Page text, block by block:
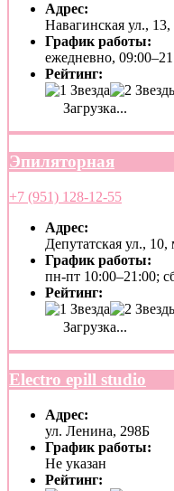
Адрес:
Навагинская ул.,
График работы:
ежедневно,
Рейтинг:
Загрузка...
Эпиляторная
+7 (951) 128-12-55
Адрес:
Депутатская ул.,
График работы:
пн-пт 10:00–21:00;
Рейтинг:
Загрузка...
Electro epill studio
Адрес:
ул. Ленина, 298Б
График работы:
Не указан
Рейтинг: